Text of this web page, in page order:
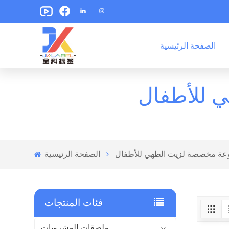
الصفحة الرئيسية
للأطفال
الصفحة الرئيسية مخصصة لزيت الطهي للأطفال
فئات المنتجات